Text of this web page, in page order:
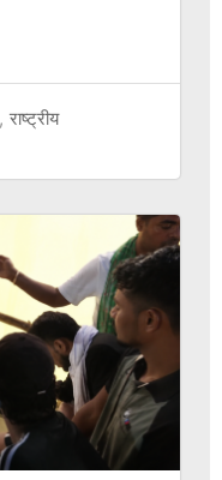
, राष्ट्रीय